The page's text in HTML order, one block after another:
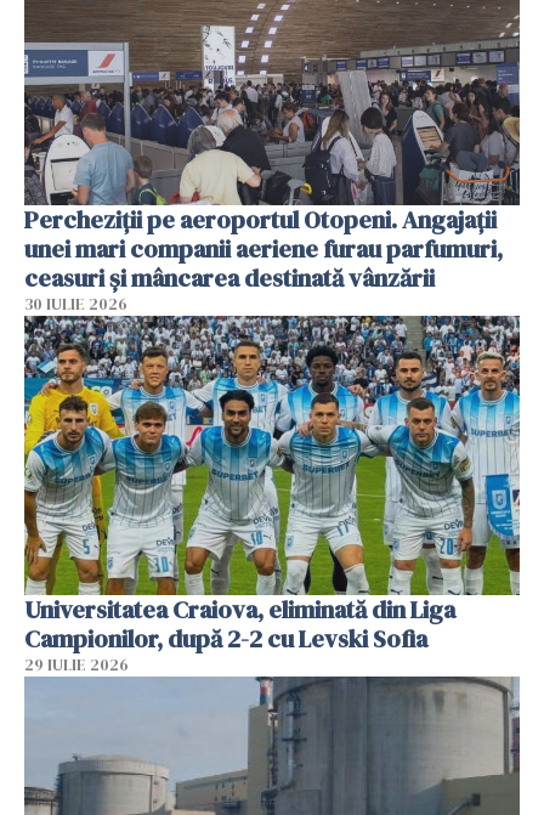
Percheziții pe aeroportul Otopeni. Angajații
unei mari companii aeriene furau parfumuri,
ceasuri și mâncarea destinată vânzării
30 IULIE 2026
Universitatea Craiova, eliminată din Liga
Campionilor, după 2-2 cu Levski Sofia
29 IULIE 2026